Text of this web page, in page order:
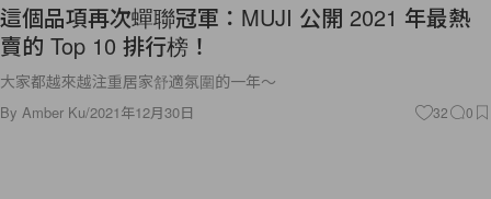
這個品項再次蟬聯冠軍：MUJI 公開 2021 年最熱
賣的 Top 10 排行榜！
大家都越來越注重居家舒適氛圍的一年～
By Amber Ku/2021年12月30日 32 0